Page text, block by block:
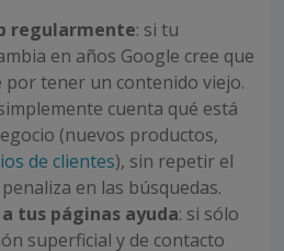
regularmente: si tu
en años Google cree que
por tener un contenido viejo.
cuenta qué está
(nuevos productos,
de clientes), sin repetir el
en las búsquedas.
tus páginas ayuda: si sólo
superficial y de contacto